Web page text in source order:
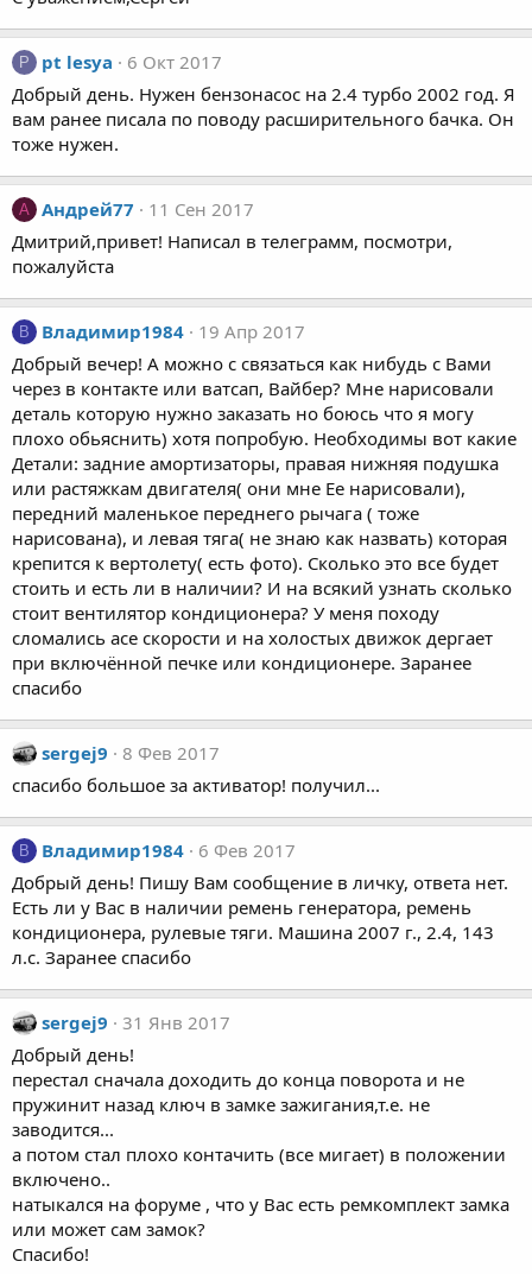
P pt lesya
6 Окт 2017
Добрый день. Нужен бензонасос на 2.4 турбо 2002 год. Я
вам ранее писала по поводу расширительного бачка. Он
тоже нужен.
А Андрей77
11 Сен 2017
Дмитрий,привет! Написал в телеграмм, посмотри,
пожалуйста
В Владимир1984
19 Апр 2017
Добрый вечер! А можно с связаться как нибудь с Вами
через в контакте или ватсап, Вайбер? Мне нарисовали
деталь которую нужно заказать но боюсь что я могу
плохо обьяснить) хотя попробую. Необходимы вот какие
Детали: задние амортизаторы, правая нижняя подушка
или растяжкам двигателя( они мне Ее нарисовали),
передний маленькое переднего рычага ( тоже
нарисована), и левая тяга( не знаю как назвать) которая
крепится к вертолету( есть фото). Сколько это все будет
стоить и есть ли в наличии? И на всякий узнать сколько
стоит вентилятор кондиционера? У меня походу
сломались асе скорости и на холостых движок дергает
при включённой печке или кондиционере. Заранее
спасибо
sergej9
8 Фев 2017
спасибо большое за активатор! получил...
В Владимир1984
6 Фев 2017
Добрый день! Пишу Вам сообщение в личку, ответа нет.
Есть ли у Вас в наличии ремень генератора, ремень
кондиционера, рулевые тяги. Машина 2007 г., 2.4, 143
л.с. Заранее спасибо
sergej9
31 Янв 2017
Добрый день!
перестал сначала доходить до конца поворота и не
пружинит назад ключ в замке зажигания,т.е. не
заводится...
а потом стал плохо контачить (все мигает) в положении
включено..
натыкался на форуме , что у Вас есть ремкомплект замка
или может сам замок?
Спасибо!